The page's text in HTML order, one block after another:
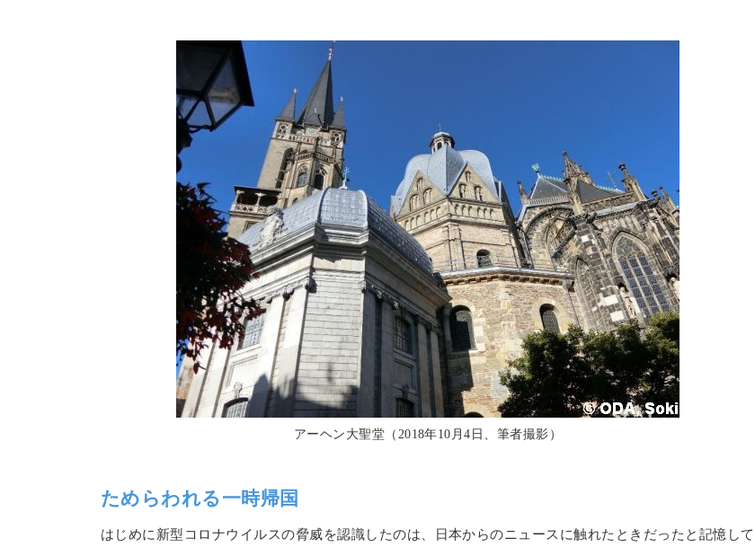
アーヘン大聖堂（2018年10月4日、筆者撮影）
ためらわれる一時帰国
はじめに新型コロナウイルスの脅威を認識したのは、日本からのニュースに触れたときだったと記憶して